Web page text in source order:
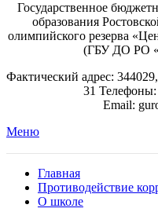
Государственное
образования
олимпийского резерва
(ГБУ ДО РО
Фактический адрес:
31 Телефоны:
Email:
Меню
Главная
Противодействие
О школе